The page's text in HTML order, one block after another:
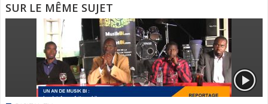
SUR LE MÊME SUJET